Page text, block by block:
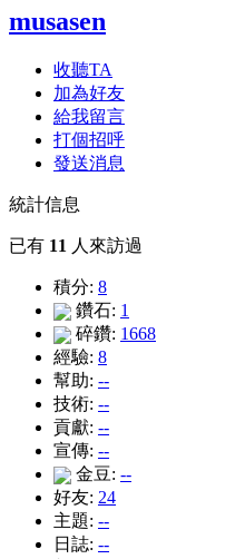
musasen
收聽TA
加為好友
給我留言
打個招呼
發送消息
統計信息
已有 11 人來訪過
積分: 8
鑽石: 1
碎鑽: 1668
經驗: 8
幫助: --
技術: --
貢獻: --
宣傳: --
金豆: --
好友: 24
主題: --
日誌: --